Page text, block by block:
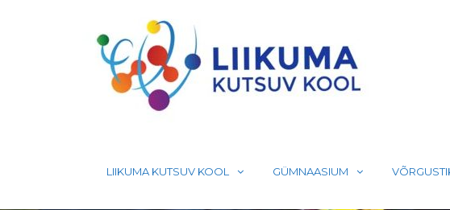
LIIKUMA KUTSUV KOOL GÜMNAASIUM